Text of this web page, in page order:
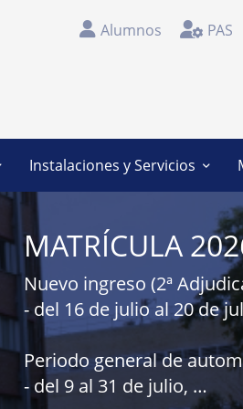
Alumnos PAS
y
Alumnos
Instalaciones y Servicios
Secretaría
Información / Conserjería
Taller
Espacios de docencia
Espacios comunes
MATRÍCULA
Nuevo ingreso (2ª
- del 16 de julio al 20 de
Periodo general de
- del 9 al 31 de julio,